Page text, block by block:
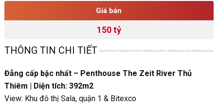
Giá bán
150 tỷ
THÔNG TIN CHI TIẾT
Đẳng cấp bậc nhất – Penthouse The Zeit River Thủ
Thiêm | Diện tích: 392m2
View: Khu đô thị Sala, quận 1 & Bitexco